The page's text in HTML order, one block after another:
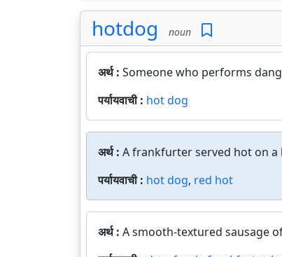
hotdog noun
अर्थ : Someone who performs
पर्यायवाची : hot dog
अर्थ : A frankfurter served hot on a
पर्यायवाची : hot dog, red hot
अर्थ : A smooth-textured sausage